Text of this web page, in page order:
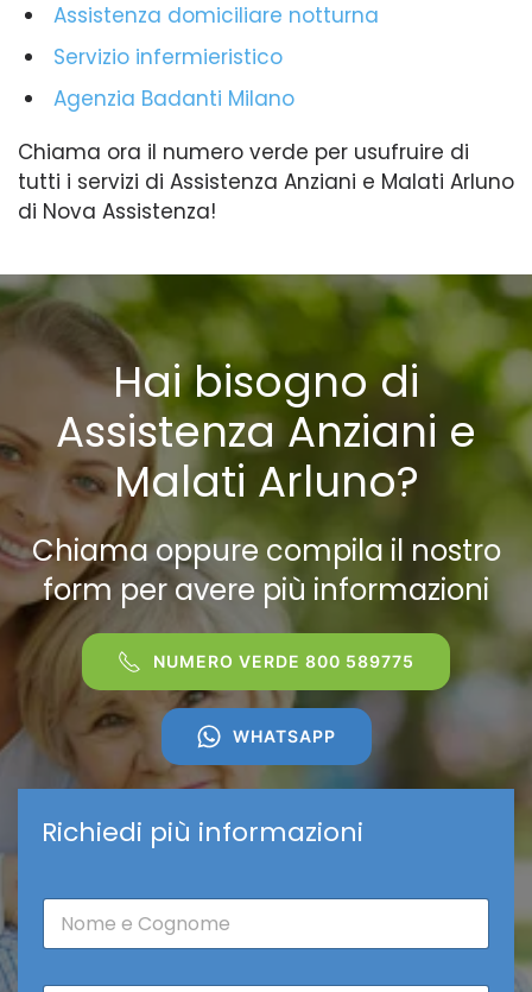
Assistenza domiciliare notturna
Servizio infermieristico
Agenzia Badanti Milano
Chiama ora il numero verde per usufruire di
tutti i servizi di Assistenza Anziani e Malati Arluno
di Nova Assistenza!
Hai bisogno di
Assistenza Anziani e
Malati Arluno?
Chiama oppure compila il nostro
form per avere più informazioni
NUMERO VERDE 800 589775
WHATSAPP
Richiedi più informazioni
N
m